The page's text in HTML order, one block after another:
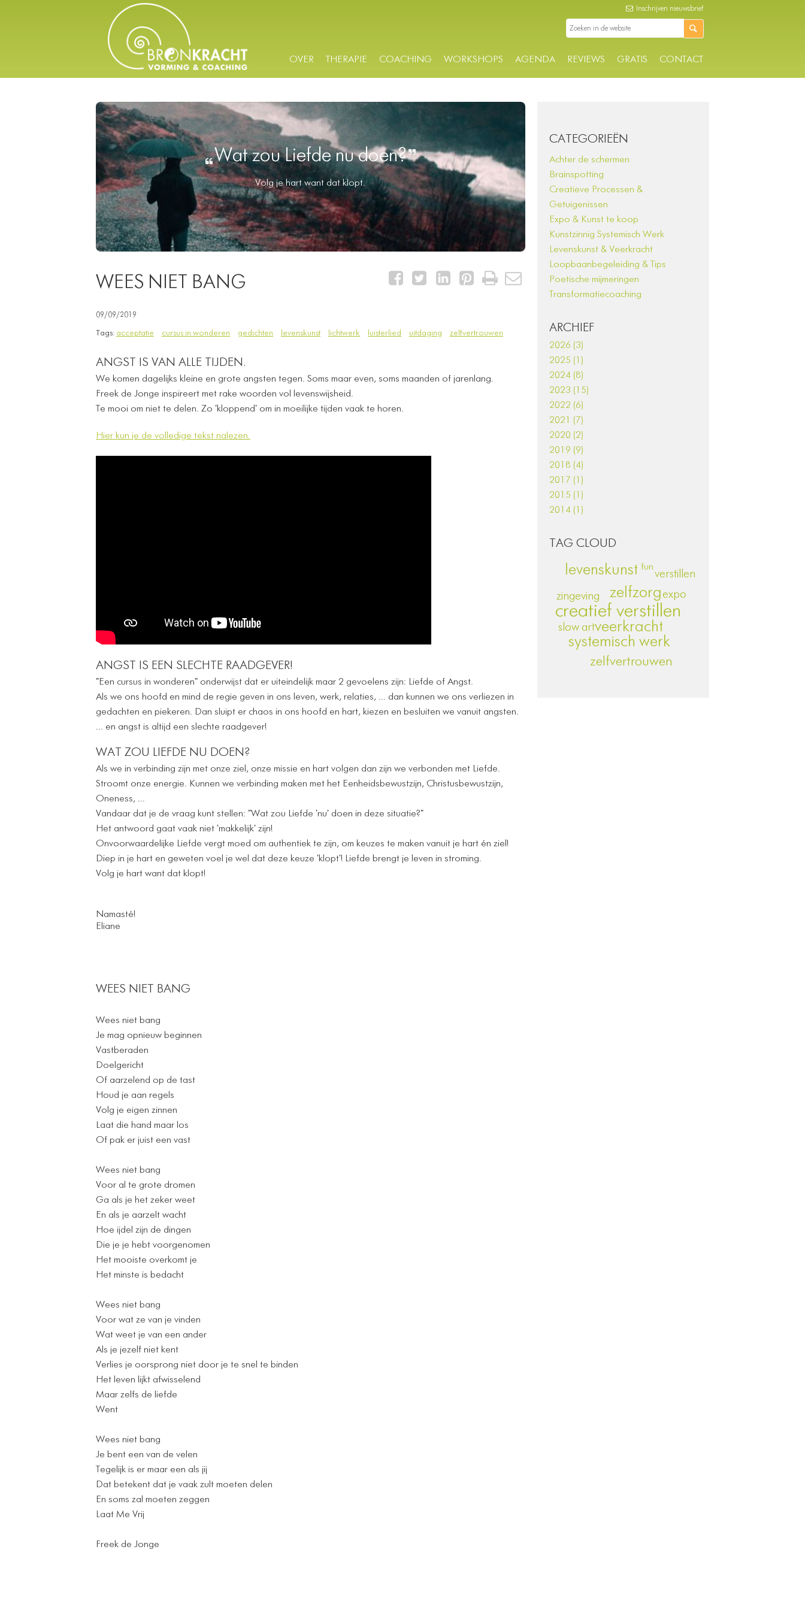
OVER THERAPIE COACHING WORKSHOPS AGENDA REVIEWS GRATIS CONTACT
Inschrijven nieuwsbrief
Wat zou Liefde nu doen?
Volg je hart want dat klopt.
WEES NIET BANG
09/09/2019
Tags: acceptatie cursus in wonderen gedichten levenskunst lichtwerk luisterlied uitdaging zelfvertrouwen
ANGST IS VAN ALLE TIJDEN.
We komen dagelijks kleine en grote angsten tegen. Soms maar even, soms maanden of jarenlang.
Freek de Jonge inspireert met rake woorden vol levenswijsheid.
Te mooi om niet te delen. Zo 'kloppend' om in moeilijke tijden vaak te horen.
Hier kun je de volledige tekst nalezen.
ANGST IS EEN SLECHTE RAADGEVER!
"Een cursus in wonderen" onderwijst dat er uiteindelijk maar 2 gevoelens zijn: Liefde of Angst.
Als we ons hoofd en mind de regie geven in ons leven, werk, relaties, ... dan kunnen we ons verliezen in
gedachten en piekeren. Dan sluipt er chaos in ons hoofd en hart, kiezen en besluiten we vanuit angsten.
... en angst is altijd een slechte raadgever!
WAT ZOU LIEFDE NU DOEN?
Als we in verbinding zijn met onze ziel, onze missie en hart volgen dan zijn we verbonden met Liefde.
Stroomt onze energie. Kunnen we verbinding maken met het Eenheidsbewustzijn, Christusbewustzijn,
Oneness, ...
Vandaar dat je de vraag kunt stellen: "Wat zou Liefde 'nu' doen in deze situatie?"
Het antwoord gaat vaak niet 'makkelijk' zijn!
Onvoorwaardelijke Liefde vergt moed om authentiek te zijn, om keuzes te maken vanuit je hart én ziel!
Diep in je hart en geweten voel je wel dat deze keuze 'klopt'! Liefde brengt je leven in stroming.
Volg je hart want dat klopt!
Namasté!
Eliane
WEES NIET BANG
Wees niet bang
Je mag opnieuw beginnen
Vastberaden
Doelgericht
Of aarzelend op de tast
Houd je aan regels
Volg je eigen zinnen
Laat die hand maar los
Of pak er juist een vast
Wees niet bang
Voor al te grote dromen
Ga als je het zeker weet
En als je aarzelt wacht
Hoe ijdel zijn de dingen
Die je je hebt voorgenomen
Het mooiste overkomt je
Het minste is bedacht
Wees niet bang
Voor wat ze van je vinden
Wat weet je van een ander
Als je jezelf niet kent
Verlies je oorsprong niet door je te snel te binden
Het leven lijkt afwisselend
Maar zelfs de liefde
Went
Wees niet bang
Je bent een van de velen
Tegelijk is er maar een als jij
Dat betekent dat je vaak zult moeten delen
En soms zal moeten zeggen
Laat Me Vrij
Freek de Jonge
CATEGORIEËN
Achter de schermen
Brainspotting
Creatieve Processen &
Getuigenissen
Expo & Kunst te koop
Kunstzinnig Systemisch Werk
Levenskunst & Veerkracht
Loopbaanbegeleiding & Tips
Poetische mijmeringen
Transformatiecoaching
ARCHIEF
2026 (3)
2025 (1)
2024 (8)
2023 (15)
2022 (6)
2021 (7)
2020 (2)
2019 (9)
2018 (4)
2017 (1)
2015 (1)
2014 (1)
TAG CLOUD
creatief verstillen
veerkracht
zelfzorg
systemisch werk
levenskunst
zelfvertrouwen
zingeving
slow art
verstillen
expo
fun